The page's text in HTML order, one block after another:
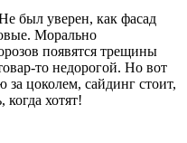
был уверен, как фасад
Морально
появятся трещины
то недорогой. Но вот
цоколем, сайдинг стоит,
хотят!